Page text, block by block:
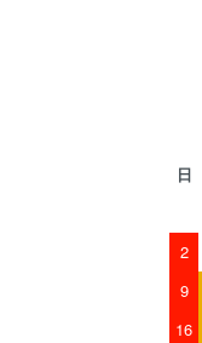
日
2
9
16